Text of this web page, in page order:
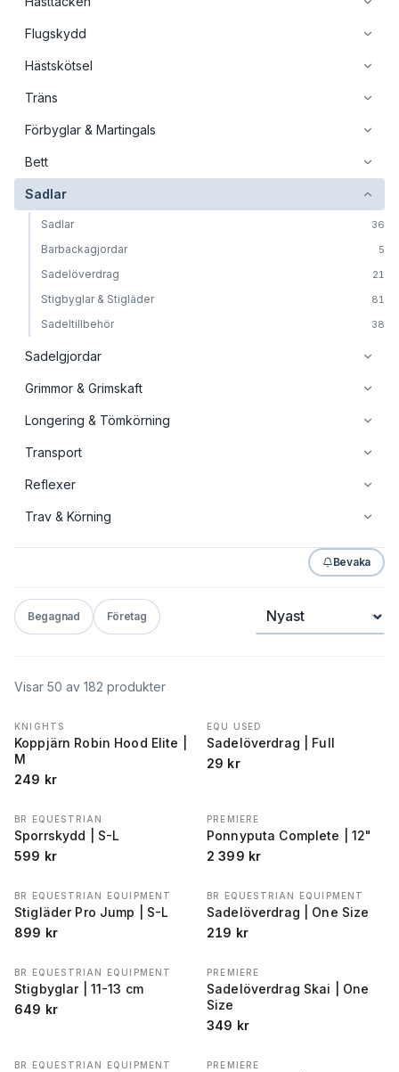
Flugskydd
Hästskötsel
Träns
Förbyglar & Martingals
Bett
Sadlar
Sadlar 36
Barbackagjordar 5
Sadelöverdrag 21
Stigbyglar & Stigläder 81
Sadeltillbehör 38
Sadelgjordar
Grimmor & Grimskaft
Longering & Tömkörning
Transport
Reflexer
Trav & Körning
Bevaka
Begagnad Företag
Sortera
Visar 50 av 182 produkter
KNIGHTS
Koppjärn Robin Hood Elite |
M
249 kr
EQU USED
Sadelöverdrag | Full
29 kr
BR EQUESTRIAN
Sporrskydd | S-L
599 kr
PREMIERE
Ponnyputa Complete | 12"
2 399 kr
BR EQUESTRIAN EQUIPMENT
Stigläder Pro Jump | S-L
899 kr
BR EQUESTRIAN EQUIPMENT
Sadelöverdrag | One Size
219 kr
BR EQUESTRIAN EQUIPMENT
Stigbyglar | 11-13 cm
649 kr
PREMIERE
Sadelöverdrag Skai | One
Size
349 kr
BR EQUESTRIAN EQUIPMENT PREMIERE